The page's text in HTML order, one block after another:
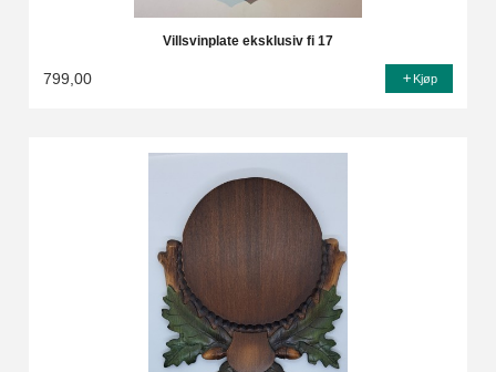
Villsvinplate eksklusiv fi 17
799,00 Kjøp